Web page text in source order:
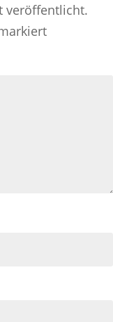
veröffentlicht.